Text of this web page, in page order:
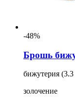
-48%
Брошь
бижутерия (3.3
золочение